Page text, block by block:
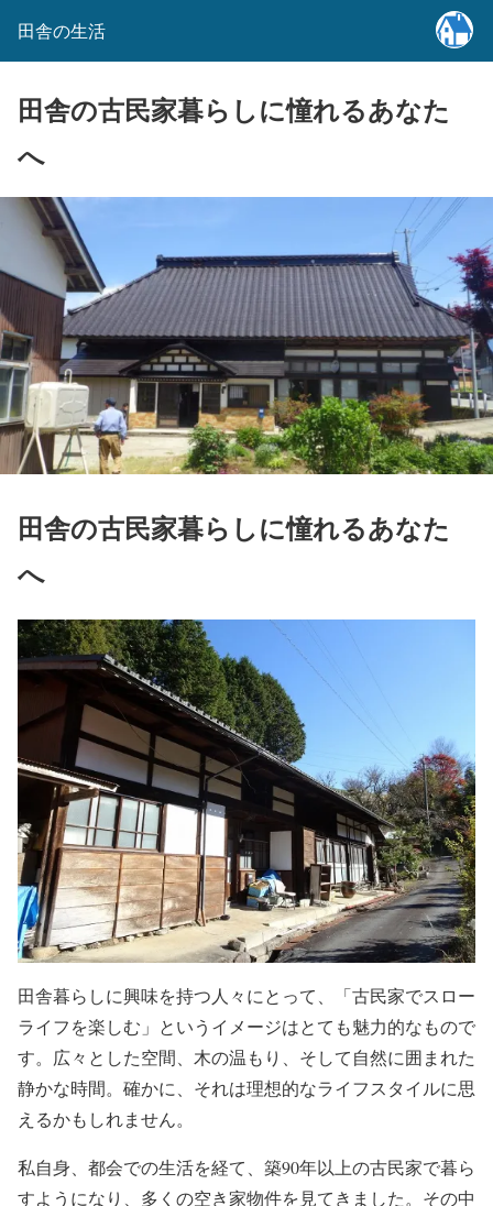
田舎の生活
田舎の古民家暮らしに憧れるあなた
へ
田舎の古民家暮らしに憧れるあなた
へ
田舎暮らしに興味を持つ人々にとって、「古民家でスロー
ライフを楽しむ」というイメージはとても魅力的なもので
す。広々とした空間、木の温もり、そして自然に囲まれた
静かな時間。確かに、それは理想的なライフスタイルに思
えるかもしれません。
私自身、都会での生活を経て、築90年以上の古民家で暮ら
すようになり、多くの空き家物件を見てきました。その中